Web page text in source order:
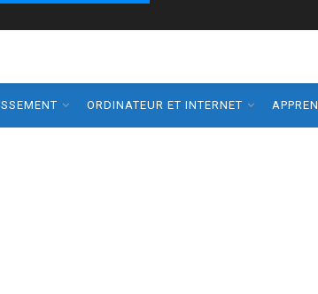
ORDINATEUR ET INTERNET